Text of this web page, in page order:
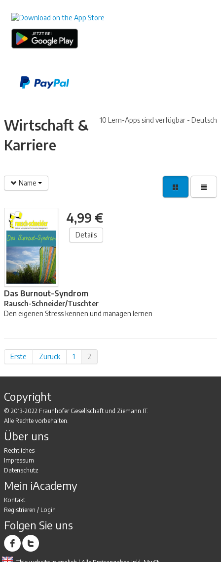
10 Lern-Apps sind verfügbar - Deutsch
Wirtschaft &
Karriere
Name
4,99 €
Details
Das Burnout-Syndrom
Rausch-Schneider/Tuschter
Den eigenen Stress kennen und managen lernen
Erste Zurück 1 2
Copyright
© 2013-2022 Fraunhofer Gesellschaft und Ziemann.IT.
Alle Rechte vorbehalten.
Über uns
Rechtliches
Impressum
Datenschutz
Mein iAcademy
Kontakt
Registrieren / Login
Folgen Sie uns